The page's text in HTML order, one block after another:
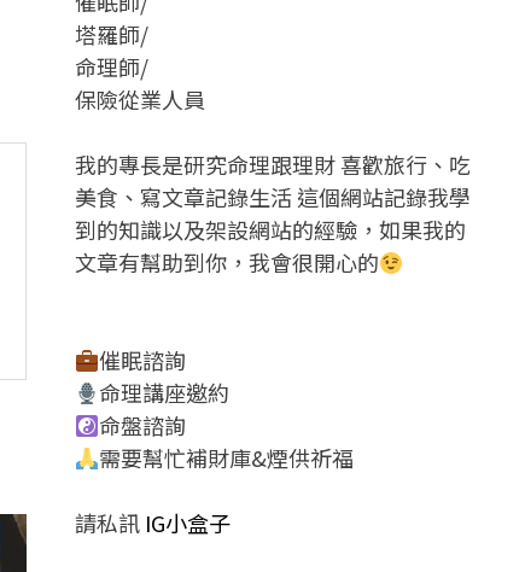
塔羅師/
命理師/
保險從業人員
我的專長是研究命理跟理財 喜歡旅行、吃
美食、寫文章記錄生活 這個網站記錄我學
到的知識以及架設網站的經驗，如果我的
文章有幫助到你，我會很開心的
催眠諮詢
命理講座邀約
命盤諮詢
需要幫忙補財庫&煙供祈福
請私訊IG小盒子